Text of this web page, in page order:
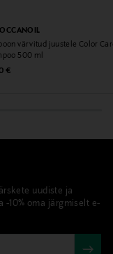
värvitud juustele Color
500 ml
Price
€
uudiste ja
-10% oma järgmiselt e-